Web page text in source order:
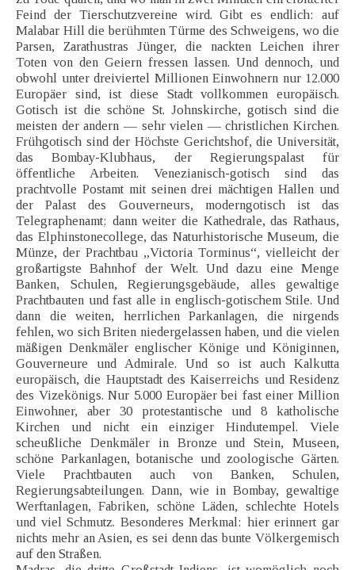
Feind der Tierschutzvereine wird. Gibt es endlich: auf
Malabar Hill die berühmten Türme des Schweigens, wo die
Parsen, Zarathustras Jünger, die nackten Leichen ihrer
Toten von den Geiern fressen lassen. Und dennoch, und
obwohl unter dreiviertel Millionen Einwohnern nur 12.000
Europäer sind, ist diese Stadt vollkommen europäisch.
Gotisch ist die schöne St. Johnskirche, gotisch sind die
meisten der andern — sehr vielen — christlichen Kirchen.
Frühgotisch sind der Höchste Gerichtshof, die Universität,
das Bombay-Klubhaus, der Regierungspalast für
öffentliche Arbeiten. Venezianisch-gotisch sind das
prachtvolle Postamt mit seinen drei mächtigen Hallen und
der Palast des Gouverneurs, moderngotisch ist das
Telegraphenamt; dann weiter die Kathedrale, das Rathaus,
das Elphinstonecollege, das Naturhistorische Museum, die
Münze, der Prachtbau „Victoria Torminus“, vielleicht der
großartigste Bahnhof der Welt. Und dazu eine Menge
Banken, Schulen, Regierungsgebäude, alles gewaltige
Prachtbauten und fast alle in englisch-gotischem Stile. Und
dann die weiten, herrlichen Parkanlagen, die nirgends
fehlen, wo sich Briten niedergelassen haben, und die vielen
mäßigen Denkmäler englischer Könige und Königinnen,
Gouverneure und Admirale. Und so ist auch Kalkutta
europäisch, die Hauptstadt des Kaiserreichs und Residenz
des Vizekönigs. Nur 5.000 Europäer bei fast einer Million
Einwohner, aber 30 protestantische und 8 katholische
Kirchen und nicht ein einziger Hindutempel. Viele
scheußliche Denkmäler in Bronze und Stein, Museen,
schöne Parkanlagen, botanische und zoologische Gärten.
Viele Prachtbauten auch von Banken, Schulen,
Regierungsabteilungen. Dann, wie in Bombay, gewaltige
Werftanlagen, Fabriken, schöne Läden, schlechte Hotels
und viel Schmutz. Besonderes Merkmal: hier erinnert gar
nichts mehr an Asien, es sei denn das bunte Völkergemisch
auf den Straßen.